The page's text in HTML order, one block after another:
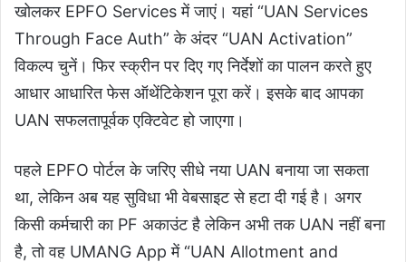
खोलकर EPFO Services में जाएं। यहां “UAN Services
Through Face Auth” के अंदर “UAN Activation”
विकल्प चुनें। फिर स्क्रीन पर दिए गए निर्देशों का पालन करते हुए
आधार आधारित फेस ऑथेंटिकेशन पूरा करें। इसके बाद आपका
UAN सफलतापूर्वक एक्टिवेट हो जाएगा।
पहले EPFO पोर्टल के जरिए सीधे नया UAN बनाया जा सकता
था, लेकिन अब यह सुविधा भी वेबसाइट से हटा दी गई है। अगर
किसी कर्मचारी का PF अकाउंट है लेकिन अभी तक UAN नहीं बना
है, तो वह UMANG App में “UAN Allotment and